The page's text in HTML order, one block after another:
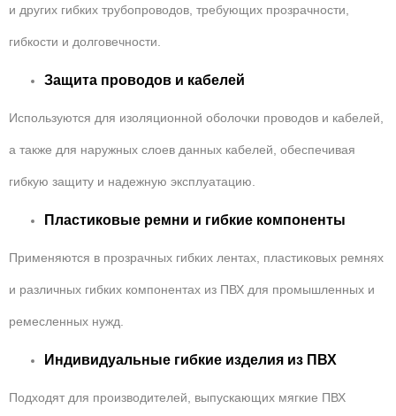
и других гибких трубопроводов, требующих прозрачности,
гибкости и долговечности.
Защита проводов и кабелей
Используются для изоляционной оболочки проводов и кабелей,
а также для наружных слоев данных кабелей, обеспечивая
гибкую защиту и надежную эксплуатацию.
Пластиковые ремни и гибкие компоненты
Применяются в прозрачных гибких лентах, пластиковых ремнях
и различных гибких компонентах из ПВХ для промышленных и
ремесленных нужд.
Индивидуальные гибкие изделия из ПВХ
Подходят для производителей, выпускающих мягкие ПВХ